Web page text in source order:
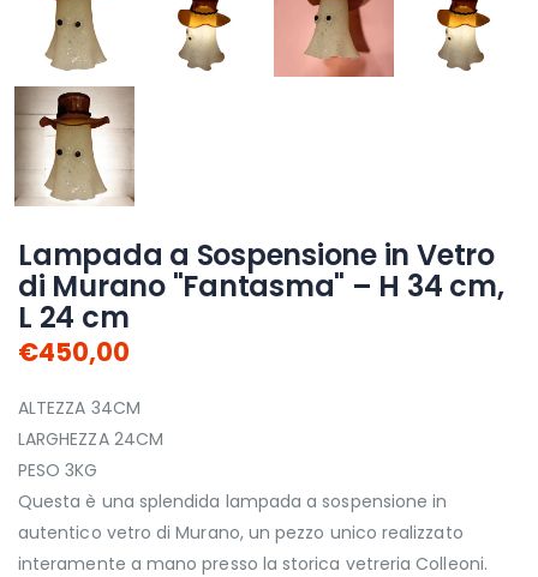
Lampada a Sospensione in Vetro
di Murano "Fantasma" – H 34 cm,
L 24 cm
€450,00
ALTEZZA 34CM
LARGHEZZA 24CM
PESO 3KG
Questa è una splendida lampada a sospensione in
autentico vetro di Murano, un pezzo unico realizzato
interamente a mano presso la storica vetreria Colleoni.